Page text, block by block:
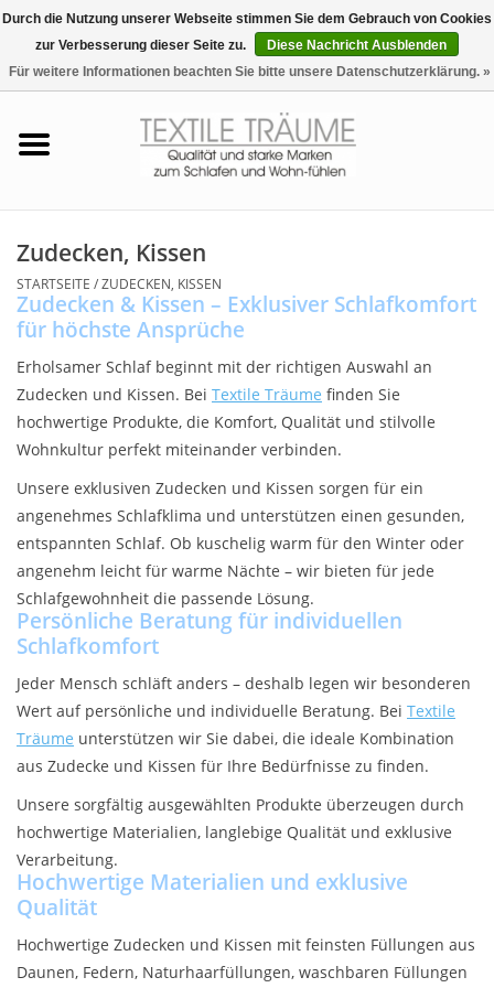
0 Artikel - €0,00
Tag & Nachtwäsche
Badezimmer & Sauna
Haus-Bademäntel
Plaids, Decken, Kissen
Mode & Accessoires
Tisch & Küche
Geschenkideen und
Gutscheine
Accessoires Spa
Zudecken, Kissen
STARTSEITE /ZUDECKEN, KISSEN
Zudecken & Kissen – Exklusiver Schlafkomfort
für höchste Ansprüche
Erholsamer Schlaf beginnt mit der richtigen Auswahl an
Zudecken und Kissen. Bei Textile Träume finden Sie
hochwertige Produkte, die Komfort, Qualität und stilvolle
Wohnkultur perfekt miteinander verbinden.
Unsere exklusiven Zudecken und Kissen sorgen für ein
angenehmes Schlafklima und unterstützen einen gesunden,
entspannten Schlaf. Ob kuschelig warm für den Winter oder
angenehm leicht für warme Nächte – wir bieten für jede
Schlafgewohnheit die passende Lösung.
Persönliche Beratung für individuellen
Schlafkomfort
Jeder Mensch schläft anders – deshalb legen wir besonderen
Wert auf persönliche und individuelle Beratung. Bei Textile
Träume unterstützen wir Sie dabei, die ideale Kombination
aus Zudecke und Kissen für Ihre Bedürfnisse zu finden.
Unsere sorgfältig ausgewählten Produkte überzeugen durch
hochwertige Materialien, langlebige Qualität und exklusive
Verarbeitung.
Hochwertige Materialien und exklusive
Qualität
Hochwertige Zudecken und Kissen mit feinsten Füllungen aus
Daunen, Federn, Naturhaarfüllungen, waschbaren Füllungen
Durch die Nutzung unserer Webseite stimmen Sie dem Gebrauch von Cookies
zur Verbesserung dieser Seite zu.
Diese Nachricht Ausblenden
Für weitere Informationen beachten Sie bitte unsere Datenschutzerklärung. »